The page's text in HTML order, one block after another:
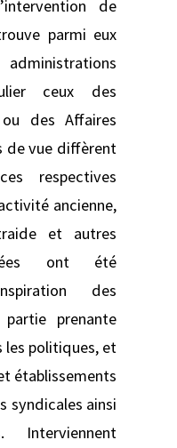
de
parmi eux
ceux des
des Affaires
de vue diffèrent
respectives
ancienne,
et autres
ont été
des
prenante
les politiques, et
établissements
syndicales ainsi
Interviennent